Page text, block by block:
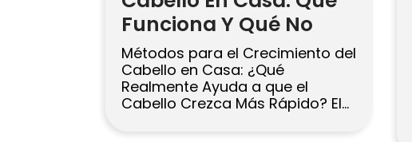
Funciona Y Qué No
Métodos para el Crecimiento del
Cabello en Casa: ¿Qué
Realmente Ayuda a que el
Cabello Crezca Más Rápido? El
1,7 cm al mes, por lo que un